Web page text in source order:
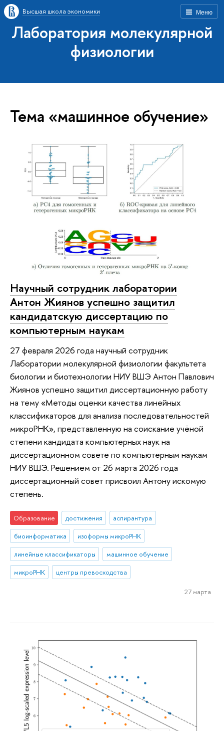
Меню
Высшая школа экономики
Лаборатория молекулярной
физиологии
Тема «машинное обучение»
Научный сотрудник лаборатории
Антон Жиянов успешно защитил
кандидатскую диссертацию по
компьютерным наукам
27 февраля 2026 года научный сотрудник
Лаборатории молекулярной физиологии факультета
биологии и биотехнологии НИУ ВШЭ Антон Павлович
Жиянов успешно защитил диссертационную работу
на тему «Методы оценки качества линейных
классификаторов для анализа последовательностей
микроРНК», представленную на соискание учёной
степени кандидата компьютерных наук на
диссертационном совете по компьютерным наукам
НИУ ВШЭ. Решением от 26 марта 2026 года
диссертационный совет присвоил Антону искомую
степень.
Образование достижения
аспирантура
биоинформатика
изоформы микроРНК
линейные классификаторы
машинное обучение
микроРНК
центры превосходства
27 марта